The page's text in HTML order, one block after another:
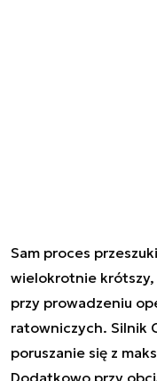
Sam proces
wielokrotnie krótszy,
przy prowadzeniu
ratowniczych. Silnik
poruszanie się z
Dodatkowo przy